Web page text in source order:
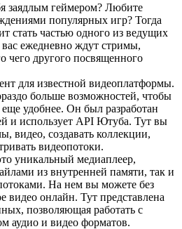
заядлым геймером? Любите
популярных игр? Тогда
стать частью одного из ведущих
вас ежедневно ждут стримы,
чего другого посвященного
для известной видеоплатформы.
больше возможностей, чтобы
удобнее. Он был разработан
и использует API Ютуба. Тут вы
видео, создавать коллекции,
видеопотоки.
уникальный медиаплеер,
из внутренней памяти, так и
На нем вы можете без
видео онлайн. Тут представлена
позволяющая работать с
аудио и видео форматов.